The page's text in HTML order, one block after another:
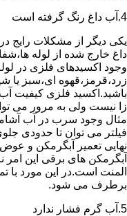
4.آب داغ رنگ گرفته است
یکی دیگر از مشکلات رایج
داغ خارج شده از لوله
وجود اکسیدهای فلزی در
زرد،قرمز،قهوه ای،سبز یا
باشید.اکسید فلزی کیفیت
زا نیست ولی به مرور می
مثال وجود سرب در آب
فیلتر می توان تا حدودی
نهایی تعمیر آبگرمکن و
آبگرمکن های برقی این
المنت است.در این مورد
برطرف می شود.
5.آب گرم فشار ندارد